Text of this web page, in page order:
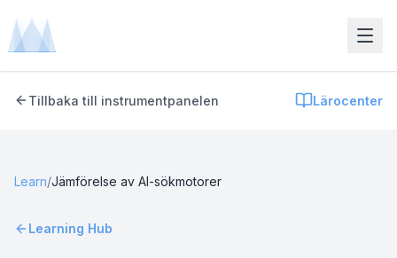
Tillbaka till instrumentpanelen Lärocenter
Learn/Jämförelse av AI-sökmotorer
Learning Hub